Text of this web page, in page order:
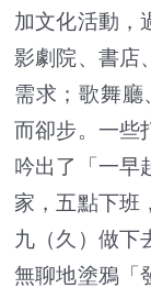
加文化活動，
影劇院、書店
需求；歌舞廳
而卻步。一些
吟出了「一早
家，五點下班
九（久）做下
無聊地塗鴉「